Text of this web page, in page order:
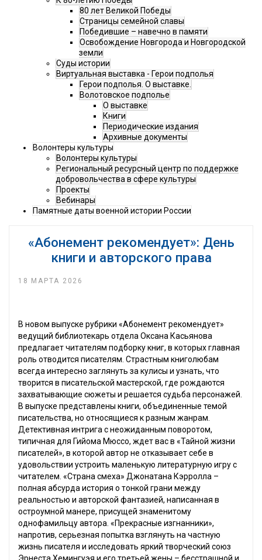
80 лет Великой Победы
Страницы семейной славы
Победившие – навечно в памяти
Освобождение Новгорода и Новгородской
земли
Суды истории
Виртуальная выставка - Герои подполья
Герои подполья. О выставке.
Волотовское подполье
О выставке
Книги
Периодические издания
Архивные документы
Волонтеры культуры
Волонтеры культуры
Региональный ресурсный центр по поддержке
добровольчества в сфере культуры
Проекты
Вебинары
Памятные даты военной истории России
«Абонемент рекомендует»: День
книги и авторского права
18 МАРТА 2026
В новом выпуске рубрики «Абонемент рекомендует»
ведущий библиотекарь отдела Оксана Касьянова
предлагает читателям подборку книг, в которых главная
роль отводится писателям. Страстным книголюбам
всегда интересно заглянуть за кулисы и узнать, что
творится в писательской мастерской, где рождаются
захватывающие сюжеты и решается судьба персонажей.
В выпуске представлены книги, объединенные темой
писательства, но относящиеся к разным жанрам.
Детективная интрига с неожиданным поворотом,
типичная для Гийома Мюссо, ждет вас в «Тайной жизни
писателей», в которой автор не отказывает себе в
удовольствии устроить маленькую литературную игру с
читателем. «Страна смеха» Джонатана Кэрролла –
полная абсурда история о тонкой грани между
реальностью и авторской фантазией, написанная в
остроумной манере, присущей знаменитому
однофамильцу автора. «Прекрасные изгнанники»,
напротив, серьезная попытка взглянуть на частную
жизнь писателя и исследовать яркий творческий союз